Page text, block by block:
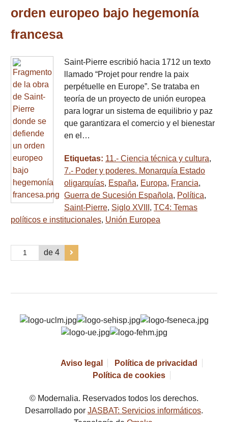
orden europeo bajo hegemonía
francesa
Saint-Pierre escribió hacia 1712 un texto
llamado “Projet pour rendre la paix
perpétuelle en Europe”. Se trataba en
teoría de un proyecto de unión europea
para lograr un sistema de equilibrio y paz
que garantizara el comercio y el bienestar
en el…
Etiquetas: 11.- Ciencia técnica y cultura,
7.- Poder y poderes. Monarquía Estado
oligarquías, España, Europa, Francia,
Guerra de Sucesión Española, Política,
Saint-Pierre, Siglo XVIII , TC4: Temas
políticos e institucionales, Unión Europea
de 4
Aviso legal
Política de privacidad
Política de cookies
© Modernalia. Reservados todos los derechos.
Desarrollado por JASBAT: Servicios informáticos.